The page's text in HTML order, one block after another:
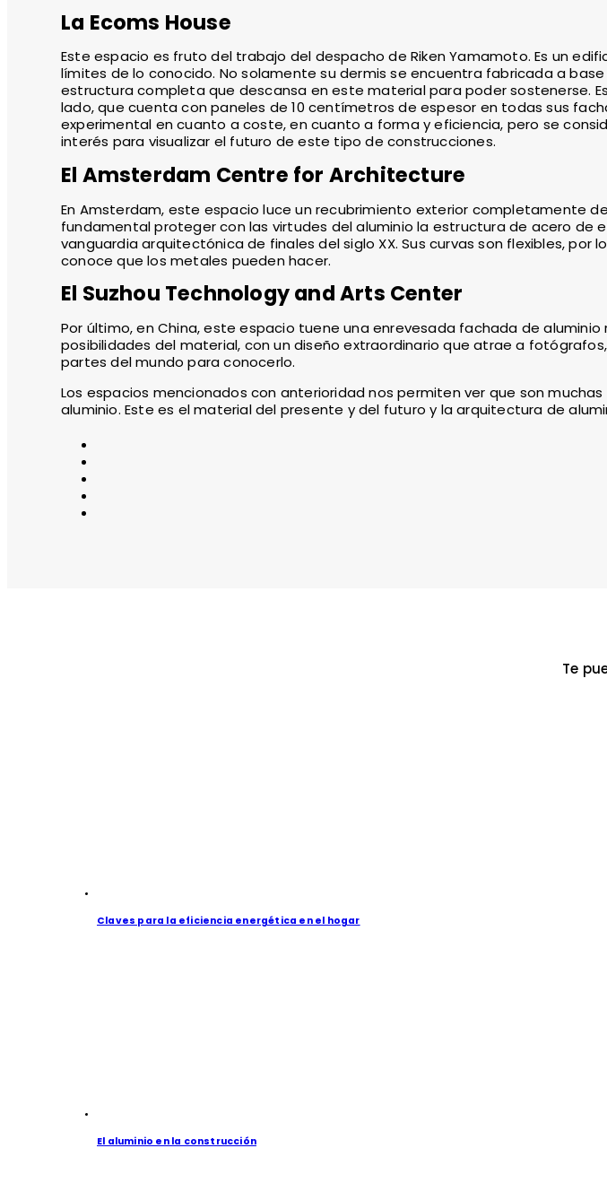
La Ecoms House
Este espacio es fruto del trabajo del despacho de Riken Yamamoto. Es un
límites de lo conocido. No solamente su dermis se encuentra fabricada a
estructura completa que descansa en este material para poder sostenerse.
lado, que cuenta con paneles de 10 centímetros de espesor en todas sus
experimental en cuanto a coste, en cuanto a forma y eficiencia, pero se
interés para visualizar el futuro de este tipo de construcciones.
El Amsterdam Centre for Architecture
En Amsterdam, este espacio luce un recubrimiento exterior completamente
fundamental proteger con las virtudes del aluminio la estructura de acero de
vanguardia arquitectónica de finales del siglo XX. Sus curvas son flexibles, por
conoce que los metales pueden hacer.
El Suzhou Technology and Arts Center
Por último, en China, este espacio tuene una enrevesada fachada de
posibilidades del material, con un diseño extraordinario que atrae a
partes del mundo para conocerlo.
Los espacios mencionados con anterioridad nos permiten ver que son
aluminio. Este es el material del presente y del futuro y la arquitectura de
Te
Claves para la eficiencia energética en el hogar
El aluminio en la construcción